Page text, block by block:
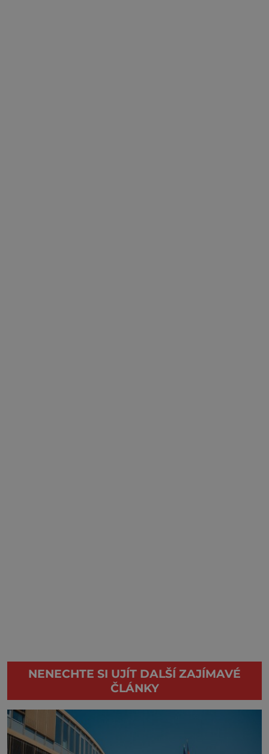
NENECHTE SI UJÍT DALŠÍ ZAJÍMAVÉ
ČLÁNKY